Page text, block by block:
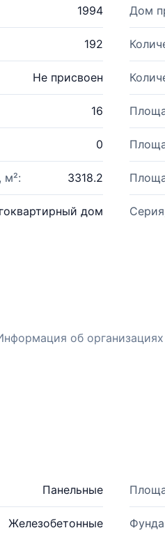
1994 Дом
192
Не присвоен
16
0
м²: 3318.2
дом
об организациях
Панельные
Железобетонные